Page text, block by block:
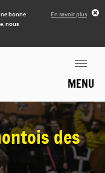
bonne
nous
En savoir plus
MENU
des